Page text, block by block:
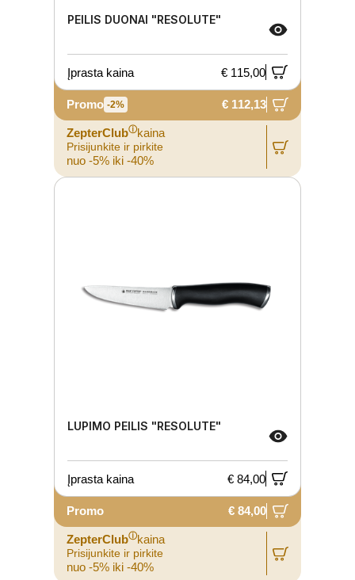
PEILIS DUONAI "RESOLUTE"
Įprasta kaina € 115,00
Promo -2% € 112,13
ZepterClubⓘkaina
Prisijunkite ir pirkite
nuo -5% iki -40%
LUPIMO PEILIS "RESOLUTE"
Įprasta kaina € 84,00
Promo € 84,00
ZepterClubⓘkaina
Prisijunkite ir pirkite
nuo -5% iki -40%